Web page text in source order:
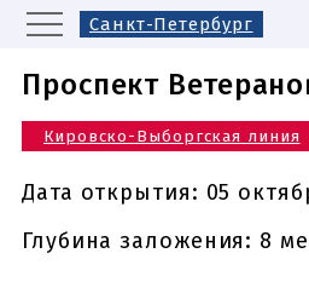
Санкт-Петербург
Казань
Нижний
Новосибирск
Самара
Одинаковые
метро
Проспект
Кировско-Выборгская линия
Дата открытия: 05
Глубина заложения: 8